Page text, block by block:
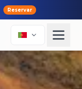
Reservar